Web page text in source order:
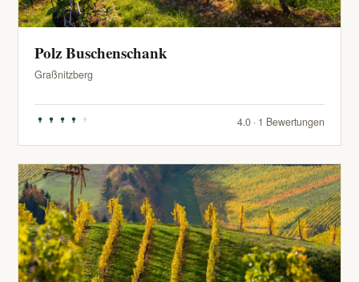
Polz Buschenschank
Graßnitzberg
4.0 · 1 Bewertungen